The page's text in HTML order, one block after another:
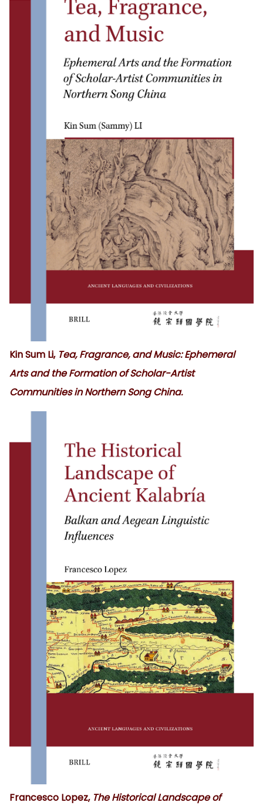
Kin Sum Li, Tea, Fragrance, and Music: Ephemeral
Arts and the Formation of Scholar-Artist
Communities in Northern Song China.
Francesco Lopez, The Historical Landscape of